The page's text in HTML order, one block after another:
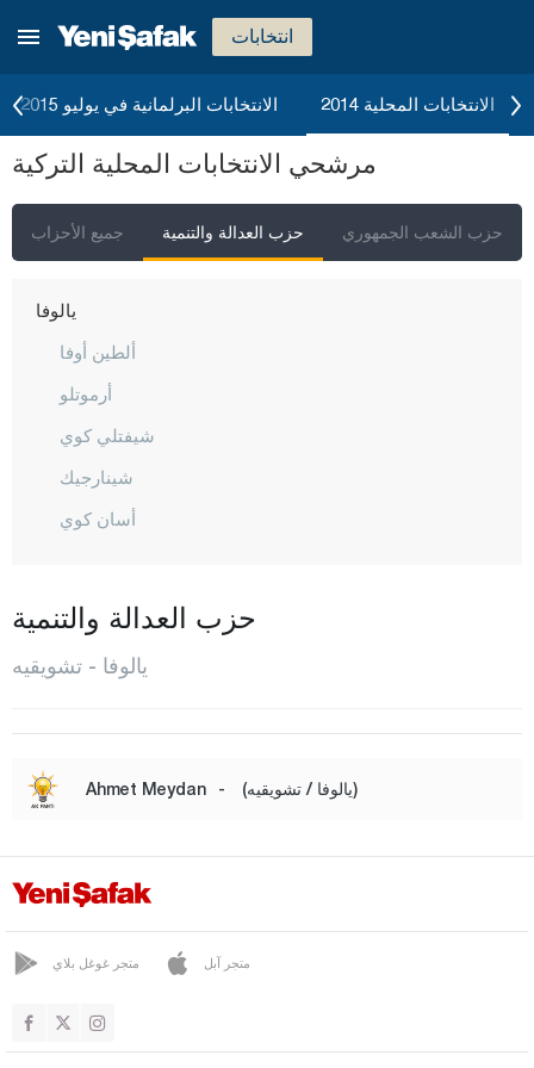
انتخابات
الانتخابات البرلمانية في يوليو 2015 الانتخابات المحلية 2014
مرشحي الانتخابات المحلية التركية
جميع الأحزاب حزب العدالة والتنمية حزب الشعب الجمهوري
تكيرداغ
طرابزون
طونجالي
فان
يالوفا
ألطين أوفا
أرموتلو
شيفتلي كوي
شينارجيك
أسان كوي
قايتاز دري
تيرمال
تشويقيه
حزب العدالة والتنمية
يالوفا - تشويقيه
Ahmet Meydan - (يالوفا / تشويقيه)
متجر غوغل بلاي متجر آبل